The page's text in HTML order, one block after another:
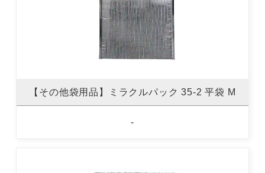
【その他袋用品】ミラクルパック 35-2 平袋 M
-